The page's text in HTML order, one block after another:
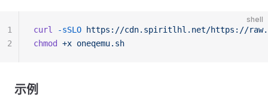
shell
curl -sSLO https://cdn.spiritlhl.net/https://
chmod
+x oneqemu.sh
1
2
示例